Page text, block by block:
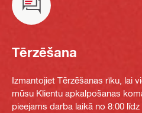
Tērzēšana
Izmantojiet Tērzēšanas rīku, lai
mūsu Klientu apkalpošanas
pieejams darba laikā no 8:00 līdz